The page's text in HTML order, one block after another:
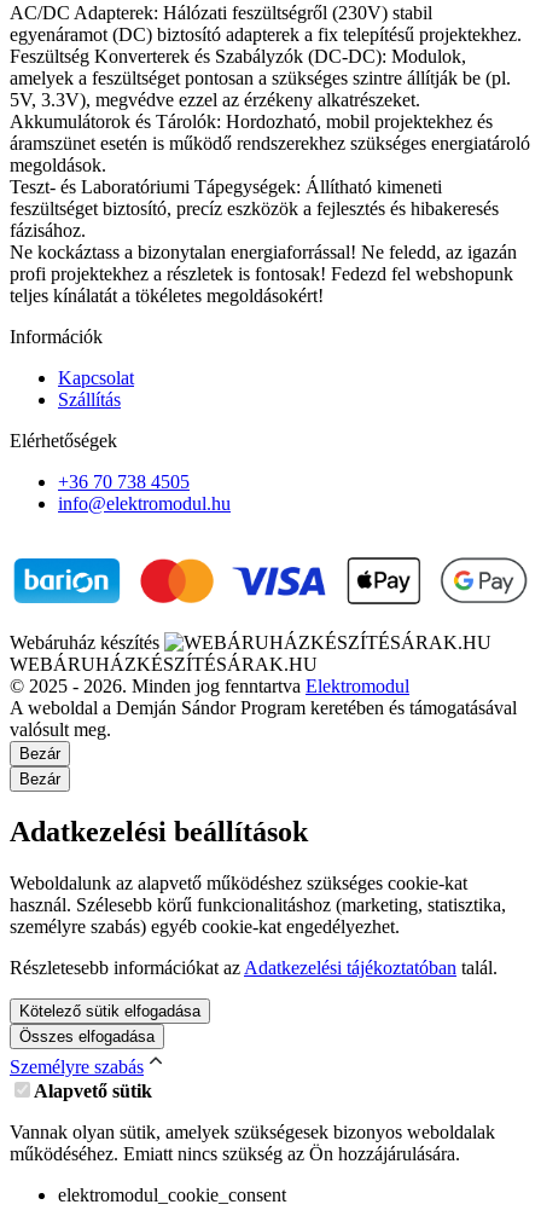
AC/DC Adapterek: Hálózati feszültségről (230V) stabil
egyenáramot (DC) biztosító adapterek a fix telepítésű projektekhez.
Feszültség Konverterek és Szabályzók (DC-DC): Modulok,
amelyek a feszültséget pontosan a szükséges szintre állítják be (pl.
5V, 3.3V), megvédve ezzel az érzékeny alkatrészeket.
Akkumulátorok és Tárolók: Hordozható, mobil projektekhez és
áramszünet esetén is működő rendszerekhez szükséges energiatároló
megoldások.
Teszt- és Laboratóriumi Tápegységek: Állítható kimeneti
feszültséget biztosító, precíz eszközök a fejlesztés és hibakeresés
fázisához.
Ne kockáztass a bizonytalan energiaforrással! Ne feledd, az igazán
profi projektekhez a részletek is fontosak! Fedezd fel webshopunk
teljes kínálatát a tökéletes megoldásokért!
Információk
Kapcsolat
Szállítás
Elérhetőségek
+36 70 738 4505
info@elektromodul.hu
Webáruház készítés
WEBÁRUHÁZKÉSZÍTÉSÁRAK.HU
© 2025 - 2026. Minden jog fenntartva Elektromodul
A weboldal a Demján Sándor Program keretében és támogatásával
valósult meg.
Bezár
Bezár
Adatkezelési beállítások
Weboldalunk az alapvető működéshez szükséges cookie-kat
használ. Szélesebb körű funkcionalitáshoz (marketing, statisztika,
személyre szabás) egyéb cookie-kat engedélyezhet.
Részletesebb információkat az Adatkezelési tájékoztatóban talál.
Kötelező sütik elfogadása
Összes elfogadása
Személyre szabás
Alapvető sütik
Vannak olyan sütik, amelyek szükségesek bizonyos weboldalak
működéséhez. Emiatt nincs szükség az Ön hozzájárulására.
elektromodul_cookie_consent